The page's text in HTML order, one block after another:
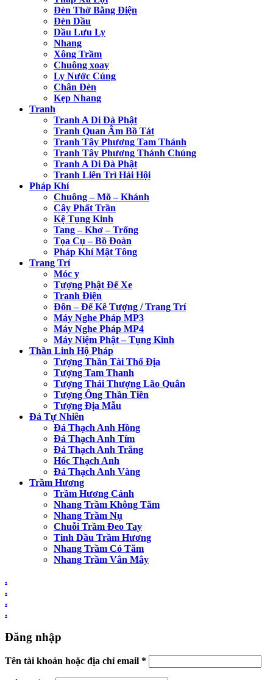
Đèn Thờ Bằng Điện
Đèn Dầu
Dầu Lưu Ly
Nhang
Xông Trầm
Chuông xoay
Ly Nước Cúng
Chân Đèn
Kẹp Nhang
Tranh
Tranh A Di Đà Phật
Tranh Quan Âm Bồ Tát
Tranh Tây Phương Tam Thánh
Tranh Tây Phương Thánh Chúng
Tranh A Di Đà Phật
Tranh Liên Trì Hải Hội
Pháp Khí
Chuông – Mõ – Khánh
Cây Phất Trần
Kệ Tụng Kinh
Tang – Khơ – Trống
Tọa Cụ – Bồ Đoàn
Pháp Khí Mật Tông
Trang Trí
Móc y
Tượng Phật Để Xe
Tranh Điện
Đôn – Đế Kê Tượng / Trang Trí
Máy Nghe Pháp MP3
Máy Nghe Pháp MP4
Máy Niệm Phật – Tụng Kinh
Thần Linh Hộ Pháp
Tượng Thần Tài Thổ Địa
Tượng Tam Thanh
Tượng Thái Thượng Lão Quân
Tượng Ông Thần Tiền
Tượng Địa Mẫu
Đá Tự Nhiên
Đá Thạch Anh Hồng
Đá Thạch Anh Tím
Đá Thạch Anh Trắng
Hốc Thạch Anh
Đá Thạch Anh Vàng
Trầm Hương
Trầm Hương Cảnh
Nhang Trầm Không Tăm
Nhang Trầm Nụ
Chuỗi Trầm Đeo Tay
Tinh Dầu Trầm Hương
Nhang Trầm Có Tăm
Nhang Trầm Vân Mây
.
.
.
.
Đăng nhập
Tên tài khoản hoặc địa chỉ email *